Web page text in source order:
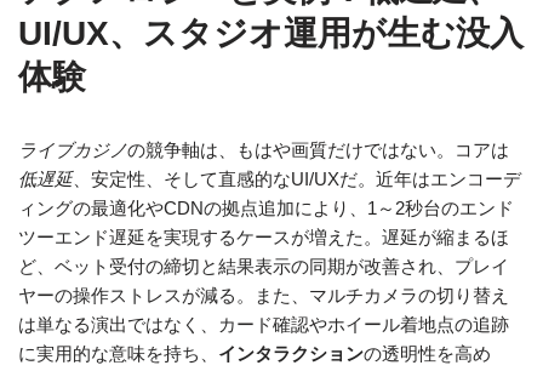
UI/UX、スタジオ運用が生む没入
体験
ライブカジノの競争軸は、もはや画質だけではない。コアは
低遅延、安定性、そして直感的なUI/UXだ。近年はエンコーデ
ィングの最適化やCDNの拠点追加により、1～2秒台のエンド
ツーエンド遅延を実現するケースが増えた。遅延が縮まるほ
ど、ベット受付の締切と結果表示の同期が改善され、プレイ
ヤーの操作ストレスが減る。また、マルチカメラの切り替え
は単なる演出ではなく、カード確認やホイール着地点の追跡
に実用的な意味を持ち、 インタラクションの透明性を高め